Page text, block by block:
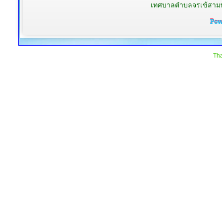
เทศบาลตำบลจรเข้สา